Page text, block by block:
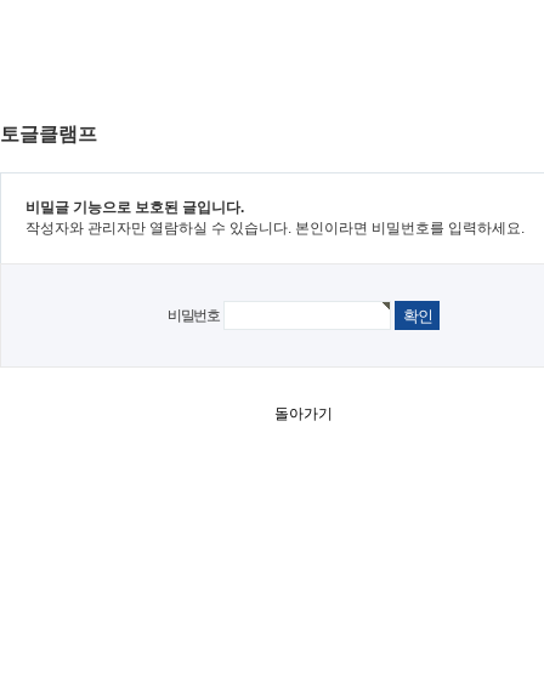
토글클램프
비밀글 기능으로 보호된 글입니다.
작성자와 관리자만 열람하실 수 있습니다. 본인이라면 비밀번호를 입력하세요.
비밀번호
돌아가기